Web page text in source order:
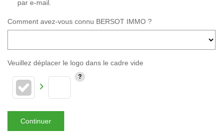
par e-mail.
Comment avez-vous connu BERSOT IMMO ?
Veuillez déplacer le logo dans le cadre vide
Continuer